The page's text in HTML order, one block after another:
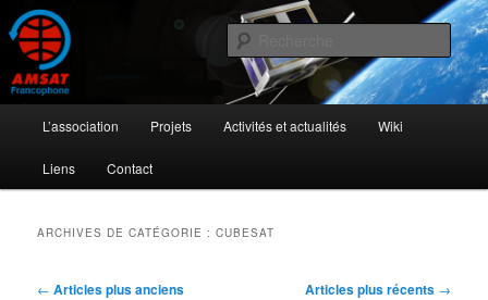
Aller
au
contenu
principal
Aller
au
contenu
secondaire
AMSAT Francophone
L'activité radioamateur par satellite
principal
L’association Projets Activités et actualités Wiki
Liens Contact
ARCHIVES DE CATÉGORIE :CUBESAT
Navigation
← Articles plus anciens Articles plus récents →